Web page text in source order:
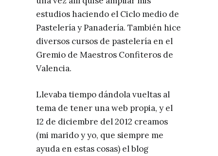
estudios haciendo el Ciclo medio de
Pastelería y Panadería. También hice
diversos cursos de pastelería en el
Gremio de Maestros Confiteros de
Valencia.
Llevaba tiempo dándola vueltas al
tema de tener una web propia, y el
12 de diciembre del 2012 creamos
(mi marido y yo, que siempre me
ayuda en estas cosas) el blog